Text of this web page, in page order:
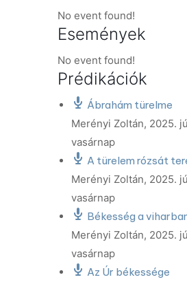
No event found!
Események
No event found!
Prédikációk
Ábrahám türelme
Merényi Zoltán, 2025.
vasárnap
A türelem rózsát
Merényi Zoltán, 2025.
vasárnap
Békesség a
Merényi Zoltán, 2025.
vasárnap
Az Úr békessége